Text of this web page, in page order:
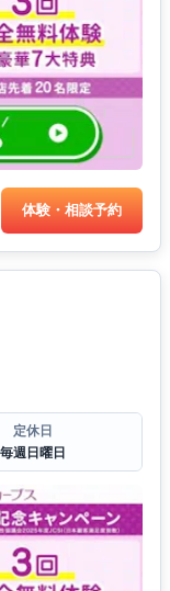
体験・相談予約
定休日
毎週日曜日